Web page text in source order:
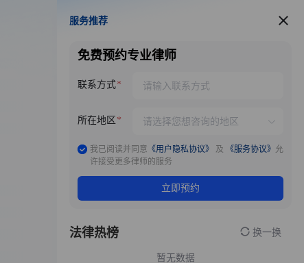
服务推荐
服务推荐
免费预约专业律师
联系方式
所在地区
我已阅读并同意 《用户隐私协议》 及 《服务协议》 允
许接受更多律师的服务
立即预约
法律热榜 换一换
暂无数据